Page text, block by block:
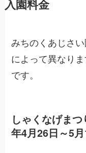
入園料金
みちのくあじさ
によって異なり
です。
しゃくなげま
年4月26日～5